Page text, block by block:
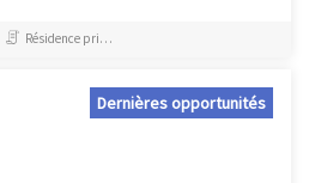
Résidence principale / PTZ
Dernières opportunités